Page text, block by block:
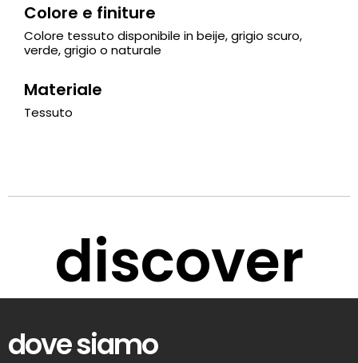
Colore e finiture
Colore tessuto disponibile in beije, grigio scuro,
verde, grigio o naturale
Materiale
Tessuto
discover
dove siamo